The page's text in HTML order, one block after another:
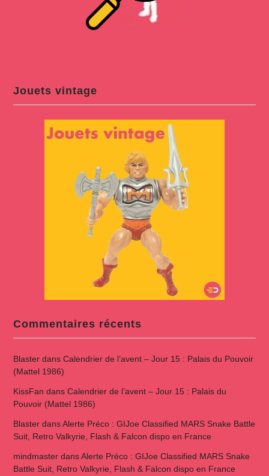
Jouets vintage
Commentaires récents
Blasterdans Calendrier de l’avent – Jour 15 : Palais du Pouvoir
(Mattel 1986)
KissFan dans Calendrier de l’avent – Jour 15 : Palais du
Pouvoir (Mattel 1986)
BlasterdansAlerte Préco : GIJoe Classified MARS Snake Battle
Suit, Retro Valkyrie, Flash & Falcon dispo en France
mindmasterdansAlerte Préco : GIJoe Classified MARS Snake
Battle Suit, Retro Valkyrie, Flash & Falcon dispo en France